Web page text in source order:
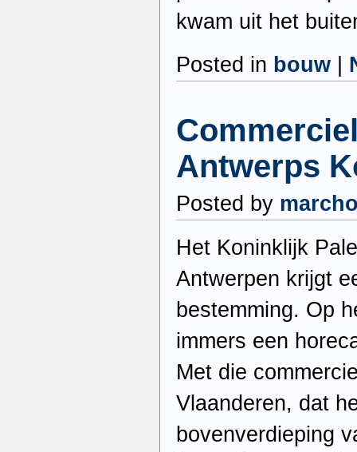
kwam uit het
Posted in bouw
Antwerps
Posted by
Het Koninklijk
Antwerpen krijgt
bestemming. Op
immers een
Met die
Vlaanderen, dat
bovenverdieping